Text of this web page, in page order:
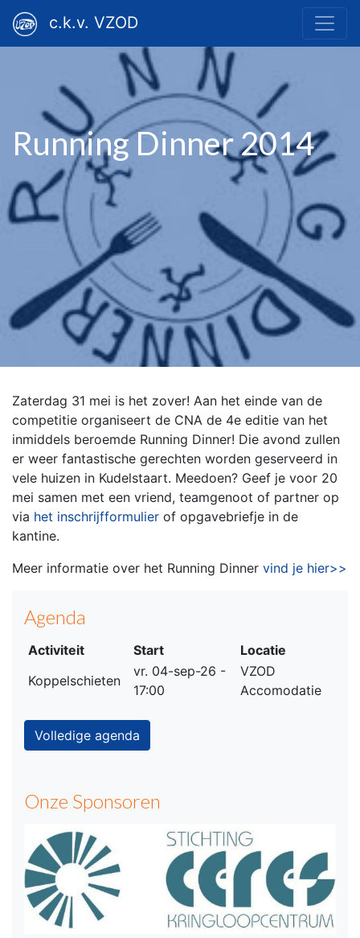
c.k.v. VZOD
Running Dinner 2014
Zaterdag 31 mei is het zover! Aan het einde van de
competitie organiseert de CNA de 4e editie van het
inmiddels beroemde Running Dinner! Die avond zullen
er weer fantastische gerechten worden geserveerd in
vele huizen in Kudelstaart. Meedoen? Geef je voor 20
mei samen met een vriend, teamgenoot of partner op
via het inschrijfformulier of opgavebriefje in de
kantine.
Meer informatie over het Running Dinner vind je hier>>
Agenda
Activiteit Start
Locatie
Koppelschieten
vr. 04-sep-26 -
17:00
VZOD
Accomodatie
Volledige agenda
Onze Sponsoren